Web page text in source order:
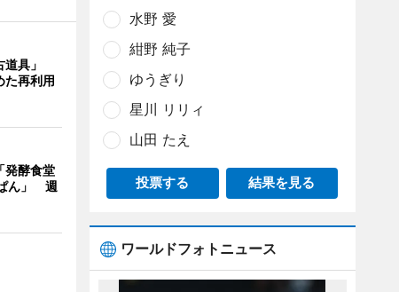
道具」
た再利用
発酵食堂
ん」 週
水野 愛
紺野 純子
ゆうぎり
星川 リリィ
山田 たえ
投票する 結果を見る
ワールドフォトニュース